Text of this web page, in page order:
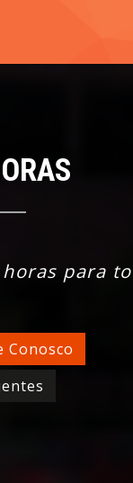
para
Conosco